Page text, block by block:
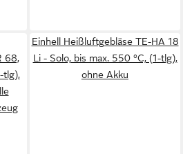
68,
tlg),
Einhell Heißluftgebläse TE-HA 18
Li - Solo, bis max. 550 °C, (1-tlg),
ohne Akku